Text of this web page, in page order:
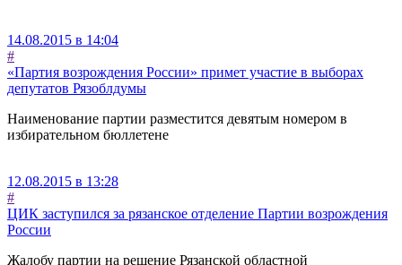
14.08.2015 в 14:04
#
«Партия возрождения России» примет участие в выборах
депутатов Рязоблдумы
Наименование партии разместится девятым номером в
избирательном бюллетене
12.08.2015 в 13:28
#
ЦИК заступился за рязанское отделение Партии возрождения
России
Жалобу партии на решение Рязанской областной